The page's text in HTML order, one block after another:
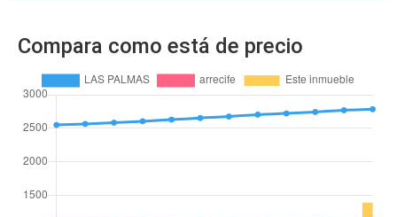
Compara como está de precio